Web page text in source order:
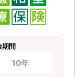
期間
10年